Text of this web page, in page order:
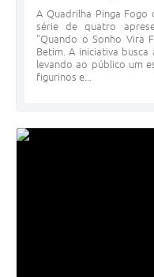
A Quadrilha Pinga Fogo
série de quatro
"Quando o Sonho Vira
Betim. A iniciativa
levando ao público um
figurinos e...